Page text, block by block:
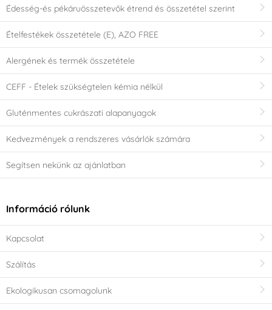
Édesség-és pékáruösszetevők étrend és összetétel szerint
Ételfestékek összetétele (E), AZO FREE
Alergének és termék összetétele
CEFF - Ételek szükségtelen kémia nélkül
Gluténmentes cukrászati alapanyagok
Kedvezmények a rendszeres vásárlók számára
Segítsen nekünk az ajánlatban
Információ rólunk
Kapcsolat
Szálítás
Ekologikusan csomagolunk